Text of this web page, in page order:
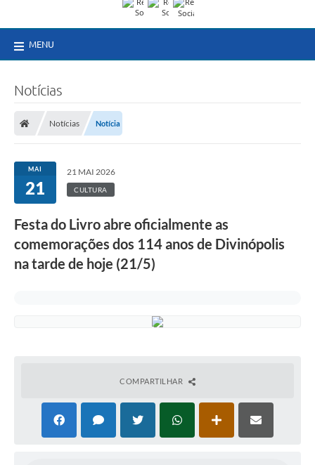
MENU
Notícias
Notícias Notícia
MAI
21
21 MAI 2026
CULTURA
Festa do Livro abre oficialmente as
comemorações dos 114 anos de Divinópolis
na tarde de hoje (21/5)
COMPARTILHAR